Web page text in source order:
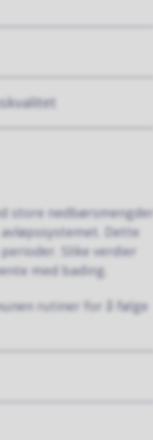
store nedbørsmengder
Dette
Slike verdier
med bading.
rutiner for å følge